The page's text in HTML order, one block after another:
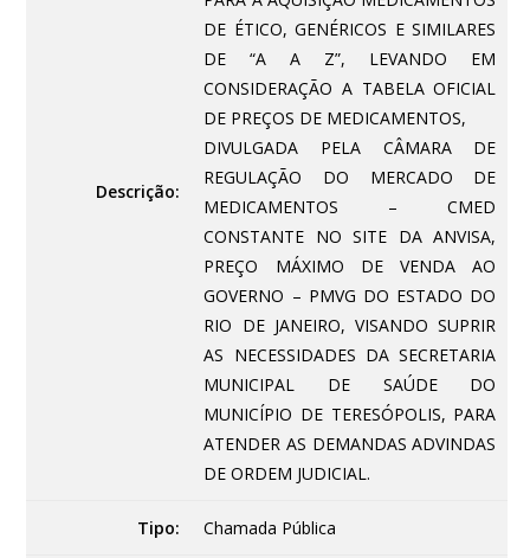
Descrição:
DE ÉTICO, GENÉRICOS E SIMILARES
DE “A A Z”, LEVANDO EM
CONSIDERAÇÃO A TABELA OFICIAL
DE PREÇOS DE MEDICAMENTOS,
DIVULGADA PELA CÂMARA DE
REGULAÇÃO DO MERCADO DE
MEDICAMENTOS – CMED
CONSTANTE NO SITE DA ANVISA,
PREÇO MÁXIMO DE VENDA AO
GOVERNO – PMVG DO ESTADO DO
RIO DE JANEIRO, VISANDO SUPRIR
AS NECESSIDADES DA SECRETARIA
MUNICIPAL DE SAÚDE DO
MUNICÍPIO DE TERESÓPOLIS, PARA
ATENDER AS DEMANDAS ADVINDAS
DE ORDEM JUDICIAL.
Tipo: Chamada Pública